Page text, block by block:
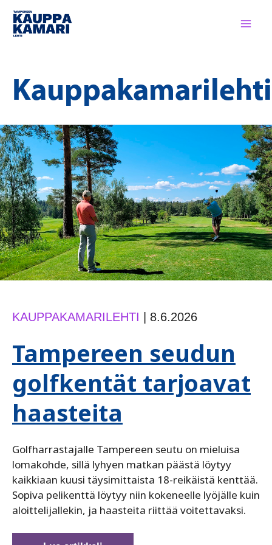
Siirry
sisältöön
Kauppakamarilehti
KAUPPAKAMARILEHTI 8.6.2026
Tampereen seudun
golfkentät tarjoavat
haasteita
Golfharrastajalle Tampereen seutu on mieluisa
lomakohde, sillä lyhyen matkan päästä löytyy
kaikkiaan kuusi täysimittaista 18-reikäistä kenttää.
Sopiva pelikenttä löytyy niin kokeneelle lyöjälle kuin
aloittelijallekin, ja haasteita riittää voitettavaksi.